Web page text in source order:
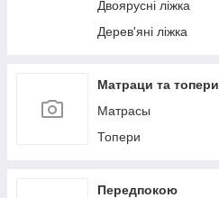
Двоярусні ліжка
Дерев'яні ліжка
Матраци та топери
Матрасы
Топери
Передпокою